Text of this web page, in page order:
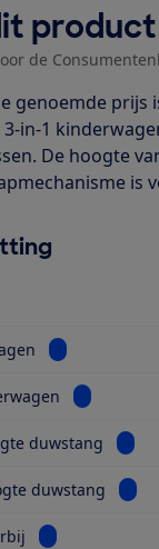
product
de
genoemde
3-in-1
De hoogte
is
Bekijk
Bekijk
duwstang
duwstang
Bekijk